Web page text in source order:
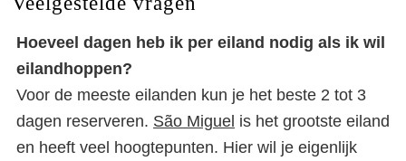
Hoeveel dagen heb ik per eiland nodig als ik wil
eilandhoppen?
Voor de meeste eilanden kun je het beste 2 tot 3
dagen reserveren. São Miguel is het grootste eiland
en heeft veel hoogtepunten. Hier wil je eigenlijk